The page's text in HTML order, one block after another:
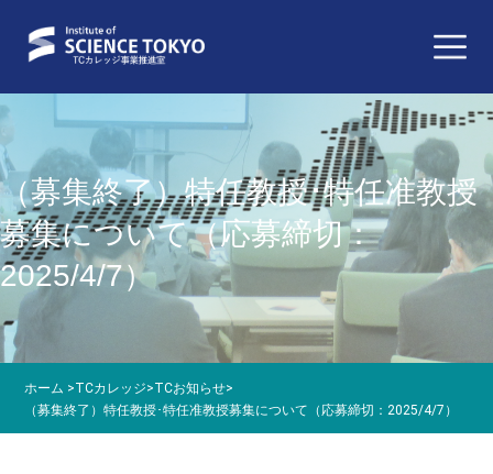
ホーム >TCカレッジ>TCお知らせ>
（募集終了）特任教授･特任准教授募集について（応募締切：2025/4/7）
（募集終了）特任教授･特任准教授
募集について（応募締切：
2025/4/7）